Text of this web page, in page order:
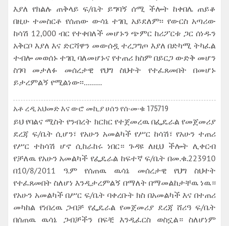
እያለ የክልሉ ጠቅላይ ፍ/ቤት ይግባኝ ሰሚ ችሎት ከቀበሌ ጠይቆ
በዚሁ ተመስርቶ የሰጠው ውሳኔ ተገቢ አይደለም፡፡ የውርስ አጣሪው
ከሳሽ 12,000 ብር የተቀበለች መሆኑን ጭምር ከሪፖርቱ ጋር ሰነዱን
አቅርቦ እያለ እና ድርሻዋን መውሰዷ ተረጋግጦ እያለ በድካሚ ትካፈል
ተብሎ መወሰኑ ተገቢ ባለመሆኑና የተጠሪ ክስም በይርጋ ውድቅ መሆን
ስገባ መታለፉ መሰረታዊ የህግ ስህተት የተፈጸመበት በመሆኑ
ይታረምልኝ የሚልነው፡፡.........
አቶ ረዲ አህመድ እና ወ-ሮ መኪያ ሀሰን የሰ-መ-ቁ 175719
ይህ የባልና ሚስት የንብረት ክርክር የተጀመረዉ በፌዴራል የመጀመሪያ
ደረጃ ፍ/ቤት ሲሆን፣ የአሁን አመልካች የሥር ከሳሽ፣ የአሁን ተጠሪ
የሥር ተከሳሽ ሆኖ ሲከራከሩ ነበር። ጉዳዩ ለዚህ ችሎት ሊቀርብ
የቻለዉ የአሁን አመልካች የፌዴራል ከፍተኛ ፍ/ቤት በመ.ቁ.223910
በ10/8/2011 ዓ.ም የሰጠዉ ዉሳኔ መሰረታዊ የህግ ስህተት
የተፈጸመበት ስለሆነ እንዲታረምልኝ በማለት በማመልከታቸዉ ነዉ።
የአሁን አመልካች በሥር ፍ/ቤት ባቀረቡት ክስ በአመልካች እና በተጠሪ
መካከል የነበረዉ ጋብቻ የፌዴራል የመጀመሪያ ደረጃ ሸሪዓ ፍ/ቤት
በሰጠዉ ዉሳኔ ጋብቻችን በፍቺ እንዲፈርስ ወስኗል። ስለሆነም